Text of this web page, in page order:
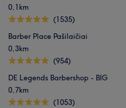
0,1km
(1535)
Barber Place Pašilaičiai
0,3km
(954)
DE Legends Barbershop - BIG
0,7km
(1053)